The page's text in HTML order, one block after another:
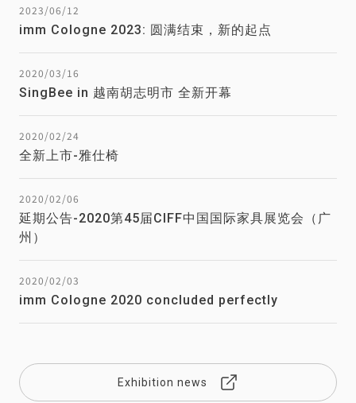
2023/06/12
imm Cologne 2023: 圆满结束，新的起点
2020/03/16
SingBee in 越南胡志明市 全新开幕
2020/02/24
全新上市-雅仕椅
2020/02/06
延期公告-2020第45届CIFF中国国际家具展览会（广
州）
2020/02/03
imm Cologne 2020 concluded perfectly
Exhibition news